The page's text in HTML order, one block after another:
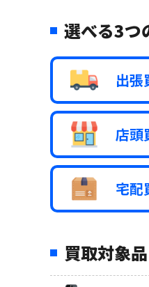
選べる3つ
出張
店頭
宅配
買取対象